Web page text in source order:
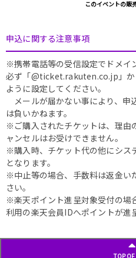
このイベントの販
申込に関する注意事項
※携帯電話等の受信設定でドメイ
必ず「@ticket.rakuten.co.jp」か
ように設定してください。
メールが届かない事により、申
は負いかねます。
※ご購入されたチケットは、理由
ャンセルはお受けできません。
※購入時、チケット代の他にシス
となります。
※中止等の場合、手数料は返金い
さい。
※楽天ポイント進呈対象受付の場
利用の楽天会員IDへポイントが進
TOP OF